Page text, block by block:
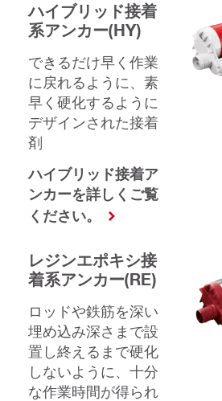
ハイブリッド接着
系アンカー(HY)
できるだけ早く作業
に戻れるように、素
早く硬化するように
デザインされた接着
剤
ハイブリッド接着ア
ンカーを詳しくご覧
ください。
レジンエポキシ接
着系アンカー(RE)
ロッドや鉄筋を深い
埋め込み深さまで設
置し終えるまで硬化
しないように、十分
な作業時間が得られ